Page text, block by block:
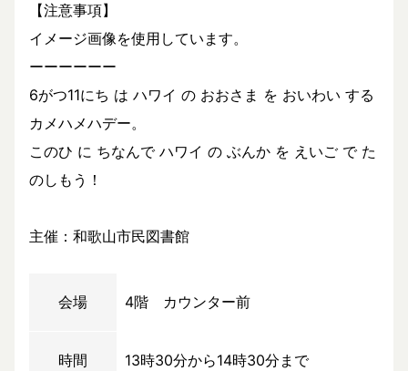
【注意事項】
イメージ画像を使用しています。
ーーーーーー
6がつ11にち は ハワイ の おおさま を おいわい する
カメハメハデー。
このひ に ちなんで ハワイ の ぶんか を えいご で た
のしもう！
主催：和歌山市民図書館
会場 4階 カウンター前
時間 13時30分から14時30分まで